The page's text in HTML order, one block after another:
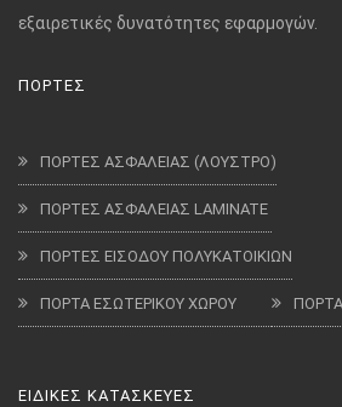
εξαιρετικές δυνατότητες εφαρμογών.
ΠΟΡΤΕΣ
ΠΟΡΤΕΣ ΑΣΦΑΛΕΙΑΣ (ΛΟΥΣΤΡΟ)
ΠΟΡΤΕΣ ΑΣΦΑΛΕΙΑΣ LAMINATE
ΠΟΡΤΕΣ ΕΙΣΟΔΟΥ ΠΟΛΥΚΑΤΟΙΚΙΩΝ
ΠΟΡΤΑ ΕΣΩΤΕΡΙΚΟΥ ΧΩΡΟΥ
ΕΙΔΙΚΕΣ ΚΑΤΑΣΚΕΥΕΣ